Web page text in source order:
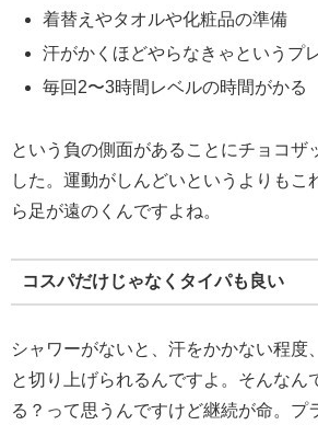
着替えやタオルや化粧品の準備
汗がかくほどやらなきゃというプ
毎回2〜3時間レベルの時間がかる
という負の側面があることにチョコザ
した。運動がしんどいというよりもこ
ら足が遠のくんですよね。
コスパだけじゃなくタイパも良い
シャワーがないと、汗をかかない程度
と切り上げられるんですよ。そんなん
る？って思うんですけど継続が命。プ